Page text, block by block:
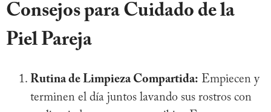
Consejos para Cuidado de la
Piel Pareja
Rutina de Limpieza Compartida: Empiecen y
terminen el día juntos lavando sus rostros con